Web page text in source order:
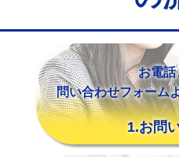
モルタル補修（厚さ10㎝超え）
追加人工
廃棄・処分
※給水管工事は20mmまでの
お電話
問い合わせフォーム
1.お問